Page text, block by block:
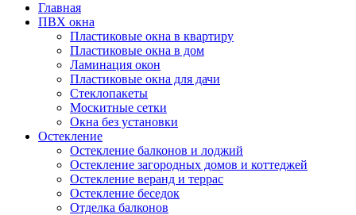
Главная
ПВХ окна
Пластиковые окна в квартиру
Пластиковые окна в дом
Ламинация окон
Пластиковые окна для дачи
Стеклопакеты
Москитные сетки
Окна без установки
Остекление
Остекление балконов и лоджий
Остекление загородных домов и коттеджей
Остекление веранд и террас
Остекление беседок
Отделка балконов